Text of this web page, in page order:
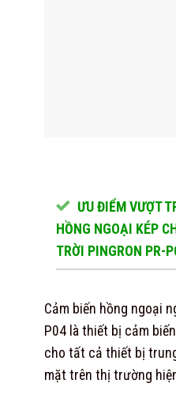
ƯU ĐIỂM VƯỢT
HỒNG NGOẠI KÉP
TRỜI PINGRON PR-
Cảm biến hồng ngoại
P04 là thiết bị cảm
cho tất cả thiết bị
mặt trên thị trường